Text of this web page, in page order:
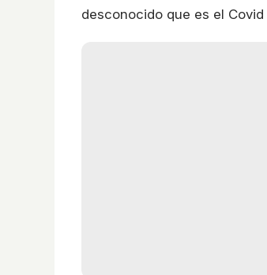
desconocido que es el